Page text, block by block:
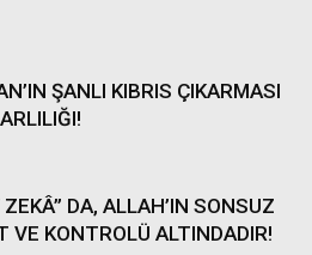
ŞANLI KIBRIS ÇIKARMASI
ZEKÂ” DA, ALLAH’IN SONSUZ
VE KONTROLÜ ALTINDADIR!